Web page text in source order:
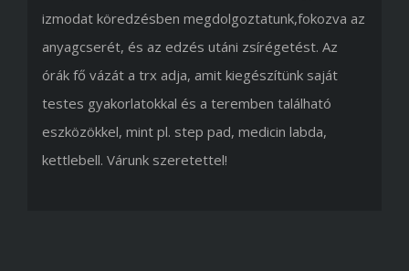
izmodat köredzésben megdolgoztatunk,fokozva az
anyagcserét, és az edzés utáni zsírégetést. Az
órák fő vázát a trx adja, amit kiegészítünk saját
testes gyakorlatokkal és a teremben található
eszközökkel, mint pl. step pad, medicin labda,
kettlebell. Várunk szeretettel!